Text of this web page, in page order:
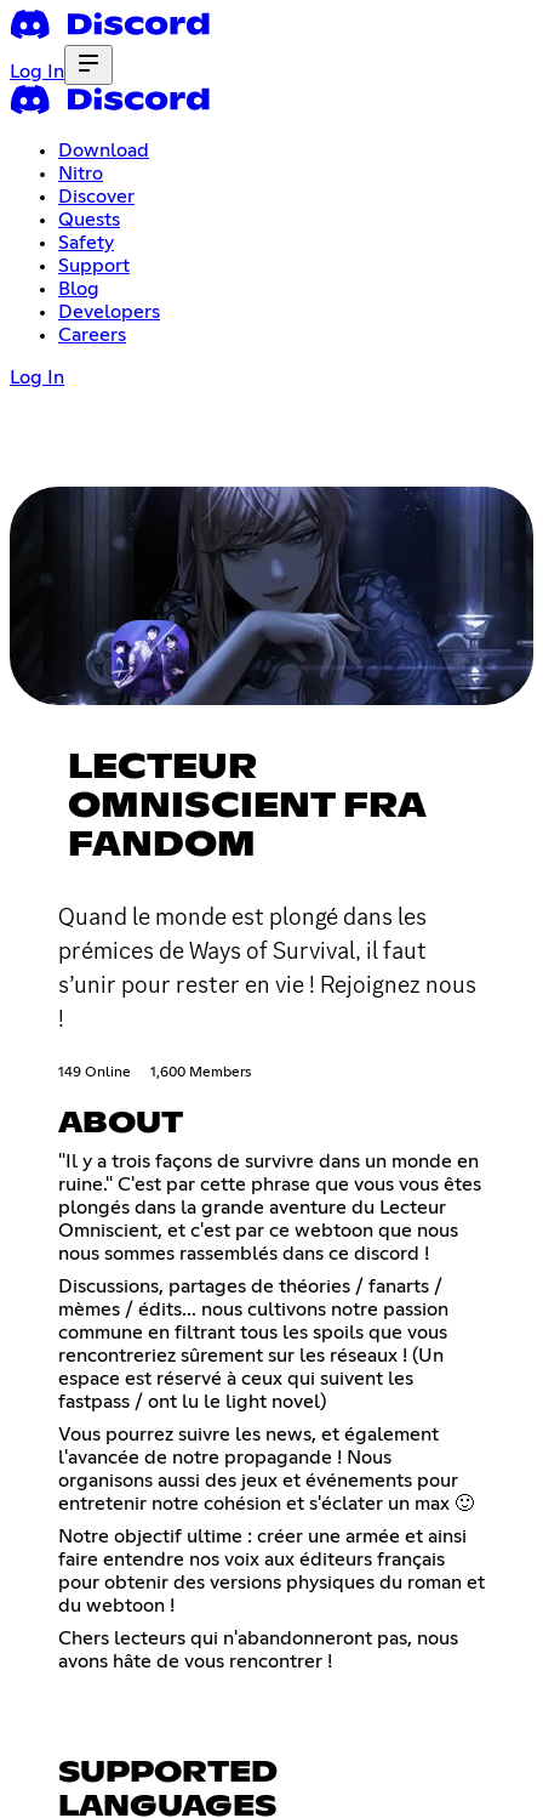
Log In
Download
Nitro
Discover
Quests
Safety
Support
Blog
Developers
Careers
Log In
LECTEUR
OMNISCIENT FRA
FANDOM
Quand le monde est plongé dans les
prémices de Ways of Survival, il faut
s’unir pour rester en vie ! Rejoignez nous
!
149 Online 1,600 Members
ABOUT
"Il y a trois façons de survivre dans un monde en
ruine." C'est par cette phrase que vous vous êtes
plongés dans la grande aventure du Lecteur
Omniscient, et c'est par ce webtoon que nous
nous sommes rassemblés dans ce discord !
Discussions, partages de théories / fanarts /
mèmes / édits... nous cultivons notre passion
commune en filtrant tous les spoils que vous
rencontreriez sûrement sur les réseaux ! (Un
espace est réservé à ceux qui suivent les
fastpass / ont lu le light novel)
Vous pourrez suivre les news, et également
l'avancée de notre propagande ! Nous
organisons aussi des jeux et événements pour
entretenir notre cohésion et s'éclater un max 🙂
Notre objectif ultime : créer une armée et ainsi
faire entendre nos voix aux éditeurs français
pour obtenir des versions physiques du roman et
du webtoon !
Chers lecteurs qui n'abandonneront pas, nous
avons hâte de vous rencontrer !
SUPPORTED
LANGUAGES